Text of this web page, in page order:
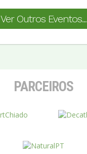
Ver Outros Eventos...
PARCEIROS